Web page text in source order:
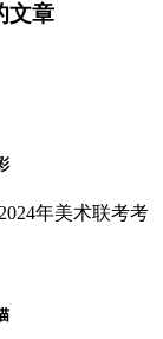
文章
年美术联考考